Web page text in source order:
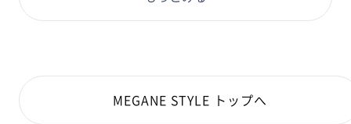
小さなメタル部分には新たに
タングステンという金属パーツが
MEGANE STYLE トップへ